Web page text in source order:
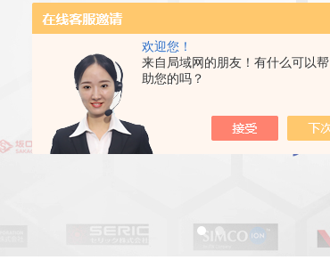
欢迎您！
来自局域网的朋友！有什么可以帮
助您的吗？